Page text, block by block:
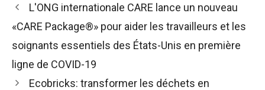
L'ONG internationale CARE lance un nouveau
«CARE Package®» pour aider les travailleurs et les
soignants essentiels des États-Unis en première
ligne de COVID-19
Ecobricks: transformer les déchets en